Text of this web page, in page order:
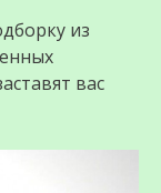
из
вас